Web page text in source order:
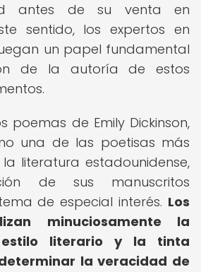
antes de su venta en
sentido, los expertos en
un papel fundamental
de la autoría de estos
poemas de Emily Dickinson,
una de las poetisas más
literatura estadounidense,
de sus manuscritos
de especial interés. Los
minuciosamente la
literario y la tinta
la veracidad de